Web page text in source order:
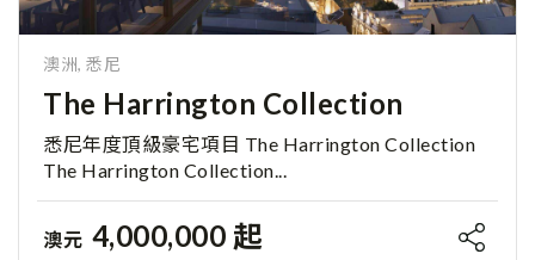
澳洲, 悉尼
The Harrington Collection
悉尼年度頂級豪宅項目 The Harrington Collection
The Harrington Collection...
澳元 4,000,000 起